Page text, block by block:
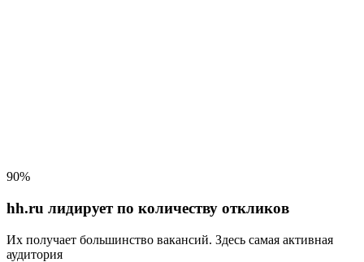
90%
hh.ru лидирует по количеству откликов
Их получает большинство вакансий. Здесь самая активная
аудитория